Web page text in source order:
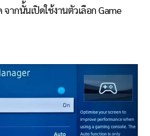
จากนั้นเปิดใช้งานตัวเลือก Game